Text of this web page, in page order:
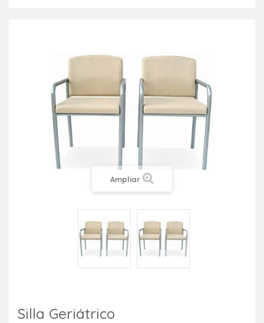
Ampliar
Silla Geriátrico